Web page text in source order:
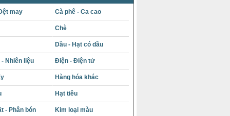
may Cà phê - Ca cao
Chè
Dầu - Hạt có dầu
- Nhiên liệu Điện - Điện tử
Hàng hóa khác
Hạt tiêu
- Phân bón Kim loại màu